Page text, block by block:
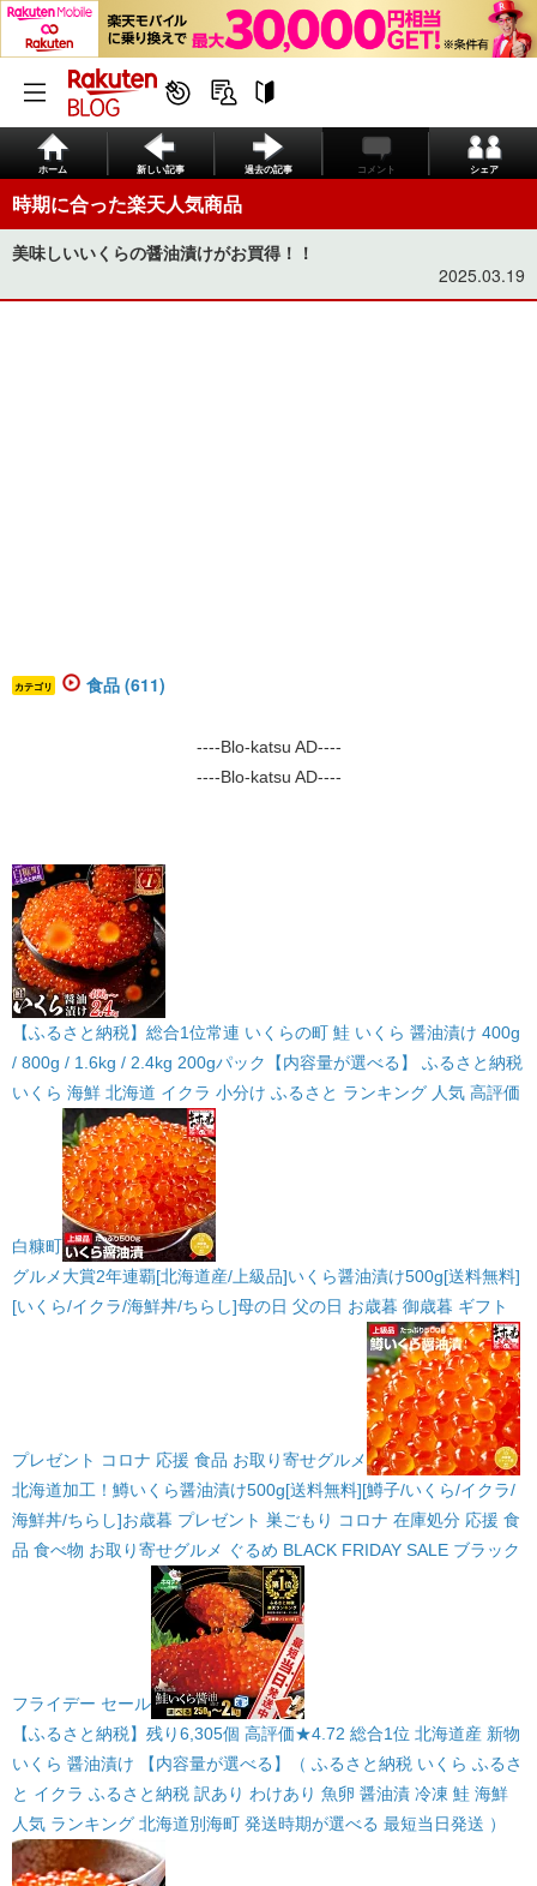
ホーム 新しい記事 過去の記事 コメント シェア
時期に合った楽天人気商品
美味しいいくらの醤油漬けがお買得！！
2025.03.19
カテゴリ 食品 (611)
----Blo-katsu AD----
----Blo-katsu AD----
【ふるさと納税】総合1位常連 いくらの町 鮭 いくら 醤油漬け 400g
/ 800g / 1.6kg / 2.4kg 200gパック【内容量が選べる】 ふるさと納税
いくら 海鮮 北海道 イクラ 小分け ふるさと ランキング 人気 高評価
白糠町
グルメ大賞2年連覇[北海道産/上級品]いくら醤油漬け500g[送料無料]
[いくら/イクラ/海鮮丼/ちらし]母の日 父の日 お歳暮 御歳暮 ギフト
プレゼント コロナ 応援 食品 お取り寄せグルメ
北海道加工！鱒いくら醤油漬け500g[送料無料][鱒子/いくら/イクラ/
海鮮丼/ちらし]お歳暮 プレゼント 巣ごもり コロナ 在庫処分 応援 食
品 食べ物 お取り寄せグルメ ぐるめ BLACK FRIDAY SALE ブラック
フライデー セール
【ふるさと納税】残り6,305個 高評価★4.72 総合1位 北海道産 新物
いくら 醤油漬け 【内容量が選べる】（ ふるさと納税 いくら ふるさ
と イクラ ふるさと納税 訳あり わけあり 魚卵 醤油漬 冷凍 鮭 海鮮
人気 ランキング 北海道別海町 発送時期が選べる 最短当日発送 ）